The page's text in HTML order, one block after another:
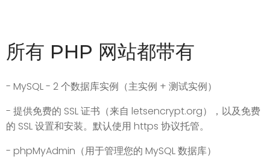
所有 PHP 网站都带有
- MySQL - 2 个数据库实例（主实例 + 测试实例）
- 提供免费的 SSL 证书（来自 letsencrypt.org），以及免费
的 SSL 设置和安装。默认使用 https 协议托管。
- phpMyAdmin（用于管理您的 MySQL 数据库）